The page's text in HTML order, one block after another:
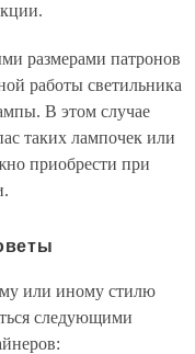
размерами патронов
работы светильника
В этом случае
таких лампочек или
приобрести при
или иному стилю
следующими